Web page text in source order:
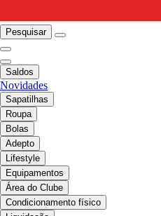
Pesquisar
Saldos
Novidades
Sapatilhas
Roupa
Bolas
Adepto
Lifestyle
Equipamentos
Área do Clube
Condicionamento físico